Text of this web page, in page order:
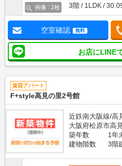
画像 : 2枚
3階
1LDK
空室確認 無料
お店にLINE
賃貸アパート
F+style高見の里2号館
近鉄南大阪線/高
大阪府松原市高
築年数
1年
建物階数
3階